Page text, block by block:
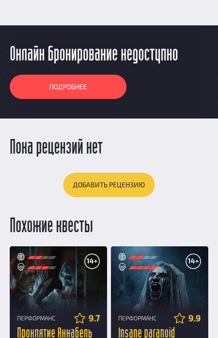
Онлайн бронирование недоступно
ПОДРОБНЕЕ
Пока рецензий нет
ДОБАВИТЬ РЕЦЕНЗИЮ
Похожие квесты
14+
ПЕРФОРМАНС 9.7
Проклятие Аннабель
14+
ПЕРФОРМАНС 9.9
Insane paranoid